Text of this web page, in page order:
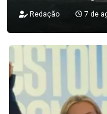
Redação 7 de